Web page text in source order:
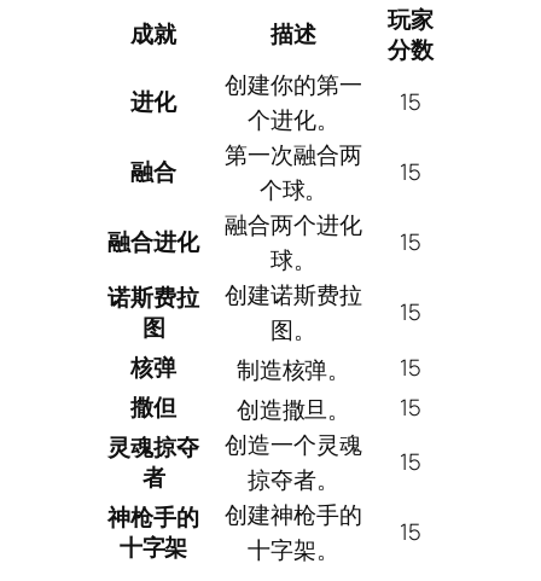
成就 描述
玩家
分数
进化
创建你的第一
个进化。
15
融合
第一次融合两
个球。
15
融合进化
融合两个进化
球。
15
诺斯费拉
图
创建诺斯费拉
图。
15
核弹
制造核弹。
15
撒但
创造撒旦。
15
灵魂掠夺
者
创造一个灵魂
掠夺者。
15
神枪手的
十字架
创建神枪手的
十字架。
15